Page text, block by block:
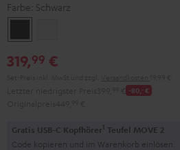
Farbe: Schwarz
319,99 €
-80,‐ €
Gratis USB-C Kopfhörer1 Teufel MOVE 2
Code kopieren und im Warenkorb einlösen.